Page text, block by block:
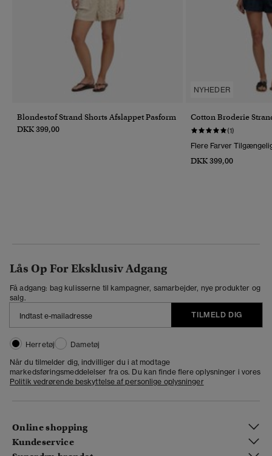
Blondestof Strand Shorts Afslappet Pasform
DKK 399,00
NYHEDER
Cotton Broderie
(1)
Flere Farver
DKK 399,00
Lås Op For Eksklusiv Adgang
Få adgang: bag kulisserne til kampagner, samarbejder, nye produkter og
salg.
TILMELD DIG
Herretøj
Dametøj
Når du tilmelder dig, indvilliger du i at modtage
markedsføringsmeddelelser fra os. Du kan finde flere oplysninger i vores
Politik vedrørende beskyttelse af personlige oplysninger
Online shopping
Kundeservice